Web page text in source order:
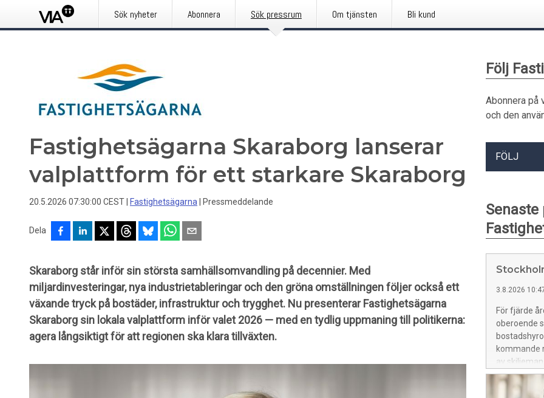
Sök nyheter Abonnera Sök pressrum Om tjänsten Bli kund
Fastighetsägarna Skaraborg lanserar
valplattform för ett starkare Skaraborg
20.5.2026 07:30:00 CEST Fastighetsägarna Pressmeddelande
Dela
Skaraborg står inför sin största samhällsomvandling på decennier. Med
miljardinvesteringar, nya industrietableringar och den gröna omställningen följer också ett
växande tryck på bostäder, infrastruktur och trygghet. Nu presenterar Fastighetsägarna
Skaraborg sin lokala valplattform inför valet 2026 — med en tydlig uppmaning till politikerna:
agera långsiktigt för att regionen ska klara tillväxten.
Följ
Abonnera på
och den
FÖLJ
3.8.2026
För fjärde
oberoende
kommande
av
om det